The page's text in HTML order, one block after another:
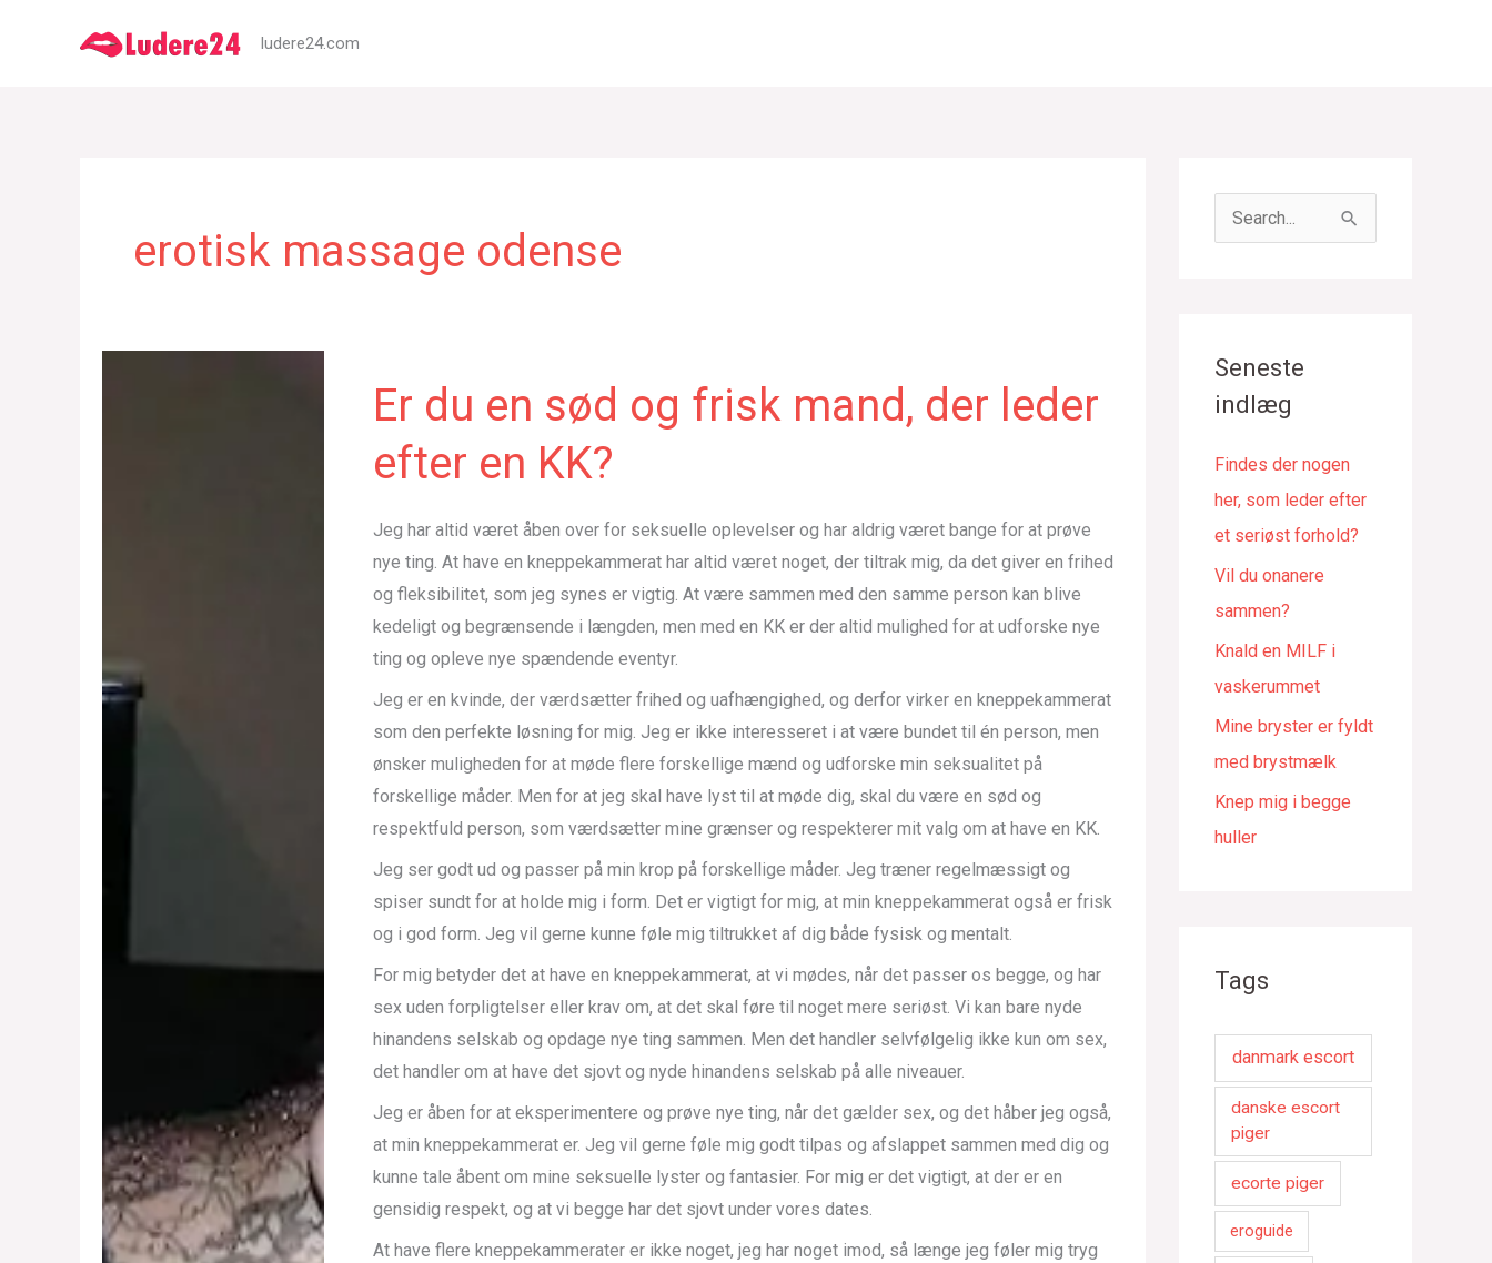
ludere24.com
erotisk massage odense
Er du en sød og frisk mand, der leder
efter en KK?
Jeg har altid været åben over for seksuelle oplevelser og har aldrig været bange for at prøve
nye ting. At have en kneppekammerat har altid været noget, der tiltrak mig, da det giver en frihed
og fleksibilitet, som jeg synes er vigtig. At være sammen med den samme person kan blive
kedeligt og begrænsende i længden, men med en KK er der altid mulighed for at udforske nye
ting og opleve nye spændende eventyr.
Jeg er en kvinde, der værdsætter frihed og uafhængighed, og derfor virker en kneppekammerat
som den perfekte løsning for mig. Jeg er ikke interesseret i at være bundet til én person, men
ønsker muligheden for at møde flere forskellige mænd og udforske min seksualitet på
forskellige måder. Men for at jeg skal have lyst til at møde dig, skal du være en sød og
respektfuld person, som værdsætter mine grænser og respekterer mit valg om at have en KK.
Jeg ser godt ud og passer på min krop på forskellige måder. Jeg træner regelmæssigt og
spiser sundt for at holde mig i form. Det er vigtigt for mig, at min kneppekammerat også er frisk
og i god form. Jeg vil gerne kunne føle mig tiltrukket af dig både fysisk og mentalt.
For mig betyder det at have en kneppekammerat, at vi mødes, når det passer os begge, og har
sex uden forpligtelser eller krav om, at det skal føre til noget mere seriøst. Vi kan bare nyde
hinandens selskab og opdage nye ting sammen. Men det handler selvfølgelig ikke kun om sex,
det handler om at have det sjovt og nyde hinandens selskab på alle niveauer.
Jeg er åben for at eksperimentere og prøve nye ting, når det gælder sex, og det håber jeg også,
at min kneppekammerat er. Jeg vil gerne føle mig godt tilpas og afslappet sammen med dig og
kunne tale åbent om mine seksuelle lyster og fantasier. For mig er det vigtigt, at der er en
gensidig respekt, og at vi begge har det sjovt under vores dates.
At have flere kneppekammerater er ikke noget, jeg har noget imod, så længe jeg føler mig tryg
ø
r
:
Seneste
indlæg
Findes der nogen
her, som leder efter
et seriøst forhold?
Vil du onanere
sammen?
Knald en MILF i
vaskerummet
Mine bryster er fyldt
med brystmælk
Knep mig i begge
huller
Tags
danmark escort
danske escort
piger
ecorte piger
eroguide